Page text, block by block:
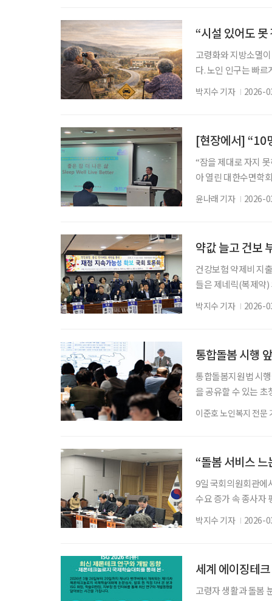
“시설 있어도
고령화와 지방소멸
다. 노인 인구는 빠
다는 지적이다. 특
오르고 있다. 조성
타
박지수 기자 2026-
“잠을 제대로 자지
아 열린 대한수면학
질’이 개인의 생활
11일 서울성모병원
윤나래 기자 2026-
약값 늘고 건보
건강보험 약제비 지
들은 제네릭(복제약)
증가와 건강보험 재
강보험 중심 약가
박지수 기자 2026-
통합돌봄 시행
통합돌봄지원법 시
을 공유할 수 있는
어케어연구회와
하는 이투데이피엔
우 케어러
이준호 노인복지 전문
“돌봄 서비스
9일 국회의원회관에
수요 증가 속 종사자
면서 돌봄과 복지
는 여전히 개선 과
지사협
박지수 기자 2026-
세계 에이징테
고령자 생활과 돌봄